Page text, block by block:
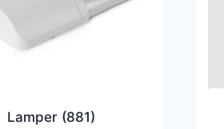
Lamper (881)